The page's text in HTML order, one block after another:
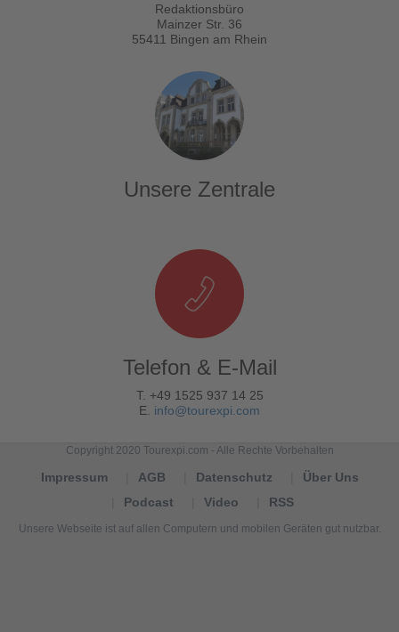
Redaktionsbüro
Mainzer Str. 36
55411 Bingen am Rhein
Unsere Zentrale
Telefon & E-Mail
T. +49 1525 937 14 25
E. info@tourexpi.com
Copyright 2020 Tourexpi.com - Alle Rechte Vorbehalten
Impressum AGB Datenschutz
Über Uns
Podcast
Video RSS
Unsere Webseite ist auf allen Computern und mobilen Geräten gut nutzbar.